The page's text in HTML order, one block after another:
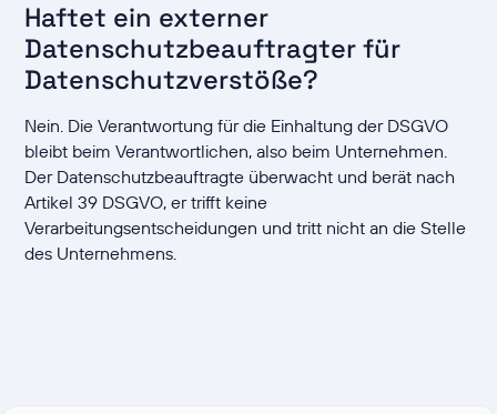
Haftet ein externer
Datenschutzbeauftragter für
Datenschutzverstöße?
Nein. Die Verantwortung für die Einhaltung der DSGVO
bleibt beim Verantwortlichen, also beim Unternehmen.
Der Datenschutzbeauftragte überwacht und berät nach
Artikel 39 DSGVO, er trifft keine
Verarbeitungsentscheidungen und tritt nicht an die Stelle
des Unternehmens.